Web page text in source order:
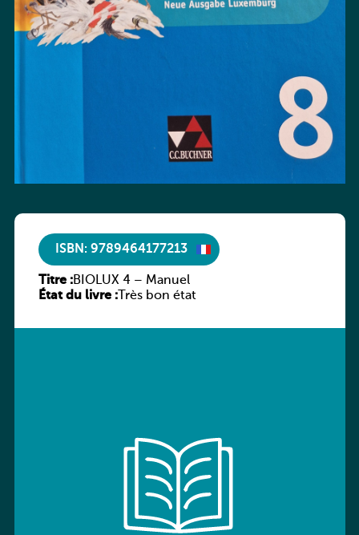
ISBN: 9789464177213
Titre :BIOLUX 4 – Manuel
État du livre :Très bon état